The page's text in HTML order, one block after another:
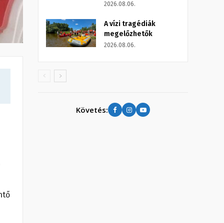
2026.08.06.
A vízi tragédiák
megelőzhetők
2026.08.06.
Követés: